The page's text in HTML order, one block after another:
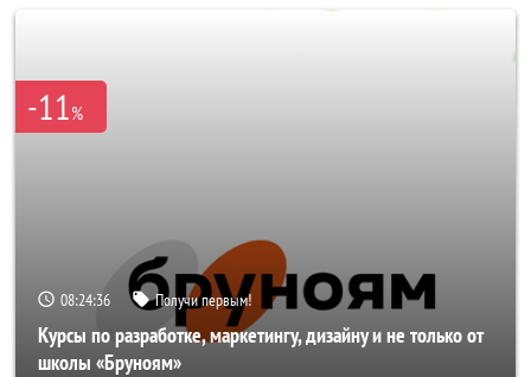
-11%
08:24:35 Получи первым!
Курсы по разработке, маркетингу, дизайну и не только от
школы «Бруноям»